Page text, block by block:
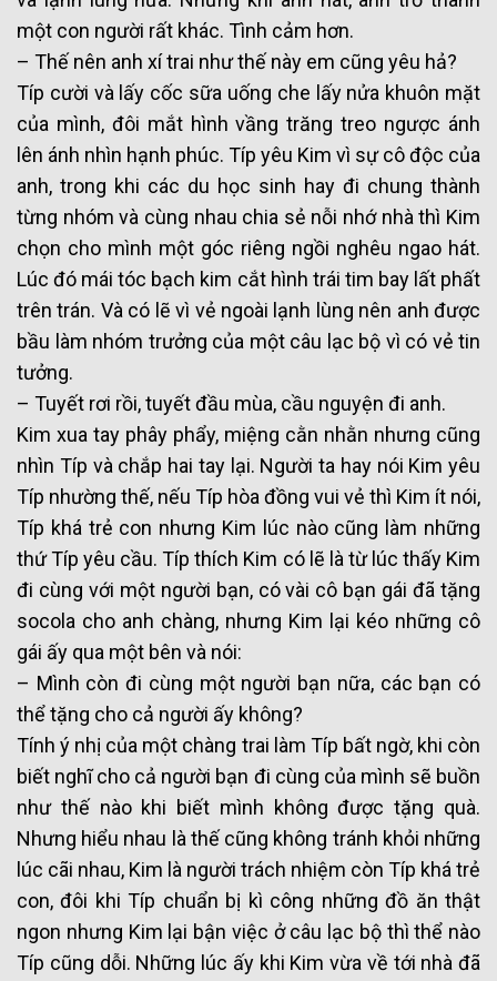
một con người rất khác. Tình cảm hơn.
– Thế nên anh xí trai như thế này em cũng yêu hả?
Típ cười và lấy cốc sữa uống che lấy nửa khuôn mặt
của mình, đôi mắt hình vầng trăng treo ngược ánh
lên ánh nhìn hạnh phúc. Típ yêu Kim vì sự cô độc của
anh, trong khi các du học sinh hay đi chung thành
từng nhóm và cùng nhau chia sẻ nỗi nhớ nhà thì Kim
chọn cho mình một góc riêng ngồi nghêu ngao hát.
Lúc đó mái tóc bạch kim cắt hình trái tim bay lất phất
trên trán. Và có lẽ vì vẻ ngoài lạnh lùng nên anh được
bầu làm nhóm trưởng của một câu lạc bộ vì có vẻ tin
tưởng.
– Tuyết rơi rồi, tuyết đầu mùa, cầu nguyện đi anh.
Kim xua tay phây phẩy, miệng cằn nhằn nhưng cũng
nhìn Típ và chắp hai tay lại. Người ta hay nói Kim yêu
Típ nhường thế, nếu Típ hòa đồng vui vẻ thì Kim ít nói,
Típ khá trẻ con nhưng Kim lúc nào cũng làm những
thứ Típ yêu cầu. Típ thích Kim có lẽ là từ lúc thấy Kim
đi cùng với một người bạn, có vài cô bạn gái đã tặng
socola cho anh chàng, nhưng Kim lại kéo những cô
gái ấy qua một bên và nói:
– Mình còn đi cùng một người bạn nữa, các bạn có
thể tặng cho cả người ấy không?
Tính ý nhị của một chàng trai làm Típ bất ngờ, khi còn
biết nghĩ cho cả người bạn đi cùng của mình sẽ buồn
như thế nào khi biết mình không được tặng quà.
Nhưng hiểu nhau là thế cũng không tránh khỏi những
lúc cãi nhau, Kim là người trách nhiệm còn Típ khá trẻ
con, đôi khi Típ chuẩn bị kì công những đồ ăn thật
ngon nhưng Kim lại bận việc ở câu lạc bộ thì thể nào
Típ cũng dỗi. Những lúc ấy khi Kim vừa về tới nhà đã